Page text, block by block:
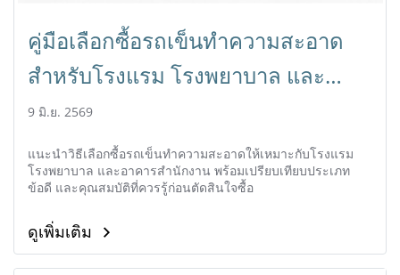
คู่มือเลือกซื้อรถเข็นทำความสะอาด
สำหรับโรงแรม โรงพยาบาล และ
อาคารสำนักงาน | HORECAT
9 มิ.ย. 2569
แนะนำวิธีเลือกซื้อรถเข็นทำความสะอาดให้เหมาะกับโรงแรม
โรงพยาบาล และอาคารสำนักงาน พร้อมเปรียบเทียบประเภท
ข้อดี และคุณสมบัติที่ควรรู้ก่อนตัดสินใจซื้อ
ดูเพิ่มเติม